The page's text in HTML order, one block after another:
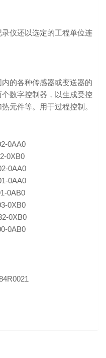
仪还以选定的工程单位连
的各种传感器或变送器的
数字控制器，以生成受控
元件等。用于过程控制。
0AA0
0AA0
0AA0
0AB0
0XB0
0XB0
0AB0